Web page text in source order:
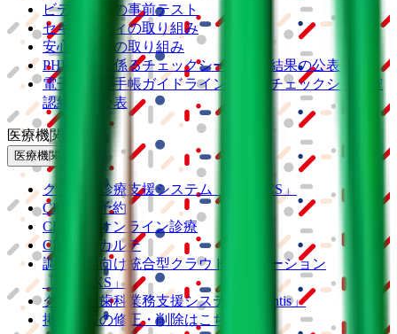
ビデオ通話の事前テスト
セキュリティの取り組み
安心安全への取り組み
PHR指針に係るチェックシート確認結果の公表
電子版お薬手帳ガイドラインに係るチェックシート確
認結果の公表
医療機関の方
医療機関の方
クラウド診療支援システム
「CLINICS」
CLINICS予約
CLINICSオンライン診療
CLINICSカルテ
調剤薬局向け統合型クラウドソリューション
「MEDIXS」
クラウド歯科業務支援システム
「Dentis」
掲載情報の修正・削除はこちら